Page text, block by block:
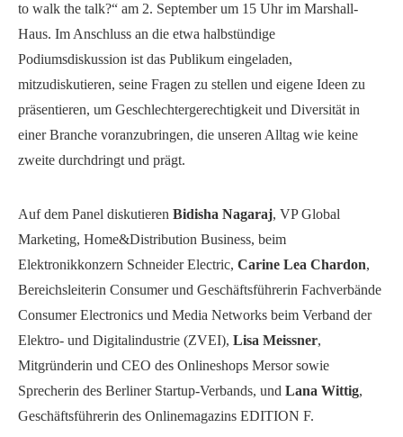
to walk the talk?“ am 2. September um 15 Uhr im Marshall-
Haus. Im Anschluss an die etwa halbstündige
Podiumsdiskussion ist das Publikum eingeladen,
mitzudiskutieren, seine Fragen zu stellen und eigene Ideen zu
präsentieren, um Geschlechtergerechtigkeit und Diversität in
einer Branche voranzubringen, die unseren Alltag wie keine
zweite durchdringt und prägt.
Auf dem Panel diskutieren Bidisha Nagaraj, VP Global
Marketing, Home&Distribution Business, beim
Elektronikkonzern Schneider Electric, Carine Lea Chardon,
Bereichsleiterin Consumer und Geschäftsführerin Fachverbände
Consumer Electronics und Media Networks beim Verband der
Elektro- und Digitalindustrie (ZVEI), Lisa Meissner,
Mitgründerin und CEO des Onlineshops Mersor sowie
Sprecherin des Berliner Startup-Verbands, und Lana Wittig,
Geschäftsführerin des Onlinemagazins EDITION F.